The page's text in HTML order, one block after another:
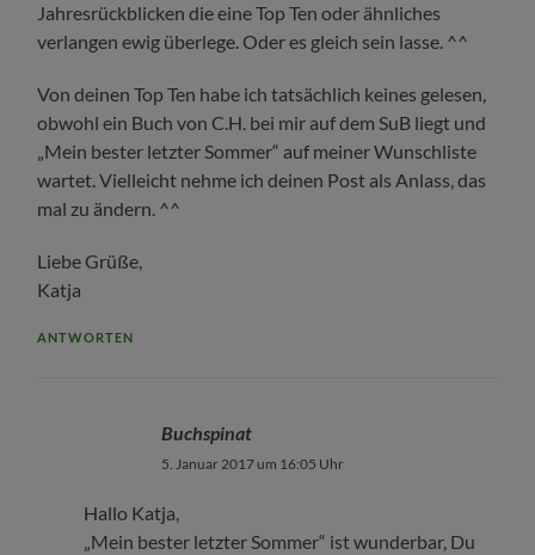
Jahresrückblicken die eine Top Ten oder ähnliches
verlangen ewig überlege. Oder es gleich sein lasse. ^^
Von deinen Top Ten habe ich tatsächlich keines gelesen,
obwohl ein Buch von C.H. bei mir auf dem SuB liegt und
„Mein bester letzter Sommer“ auf meiner Wunschliste
wartet. Vielleicht nehme ich deinen Post als Anlass, das
mal zu ändern. ^^
Liebe Grüße,
Katja
ANTWORTEN
Buchspinat
5. Januar 2017 um 16:05 Uhr
Hallo Katja,
„Mein bester letzter Sommer“ ist wunderbar, Du